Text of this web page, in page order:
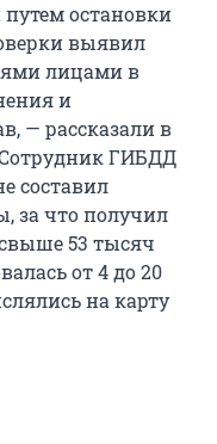
остановки
выявил
лицами в
и
— рассказали в
ГИБДД
составил
за что получил
53 тысяч
от 4 до 20
на карту